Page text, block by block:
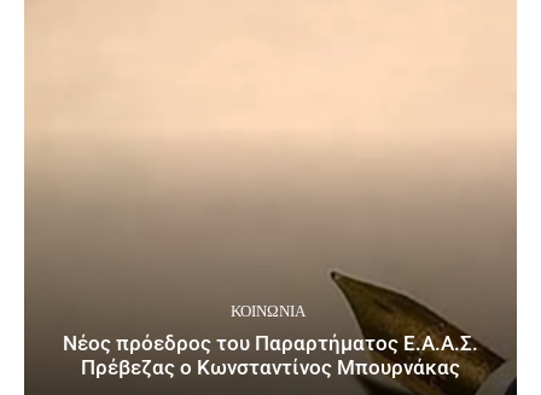
ΚΟΙΝΩΝΙΑ
Νέος πρόεδρος του Παραρτήματος Ε.Α.Α.Σ.
Πρέβεζας ο Κωνσταντίνος Μπουρνάκας